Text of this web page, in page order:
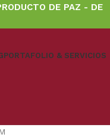
DE PAZ - DE
PORTAFOLIO & SERVICIOS